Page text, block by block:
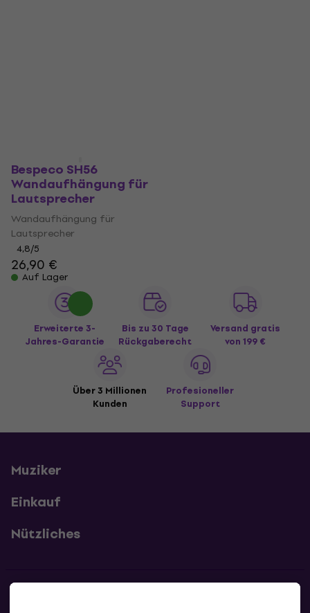
Bespeco SH56
Wandaufhängung für
Lautsprecher
Wandaufhängung für
Lautsprecher
4,8/5
26,90 €
Auf Lager
Erweiterte 3-
Jahres-Garantie
Bis zu 30 Tage
Rückgaberecht
Versand gratis
von 199 €
Über 3 Millionen
Kunden
Profesioneller
Support
Muziker
Einkauf
Nützliches